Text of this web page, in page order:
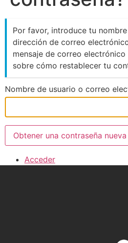
Por favor, introduce tu
dirección de correo
mensaje de correo
sobre cómo restablecer tu
Nombre de usuario o correo
Obtener una contraseña nueva
Acceder